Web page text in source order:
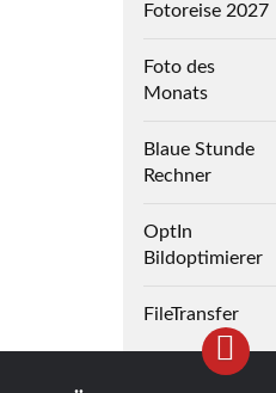
Fotoreise 2027
Foto des
Monats
Blaue Stunde
Rechner
OptIn
Bildoptimierer
FileTransfer